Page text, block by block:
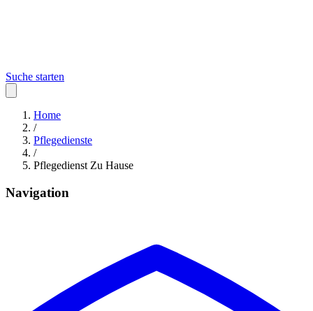
Suche starten
Home
/
Pflegedienste
/
Pflegedienst Zu Hause
Navigation